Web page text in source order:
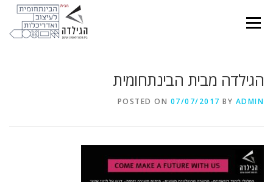
content
Menu
הגילדה מבית הבינתחומית
POSTED ON 07/07/2017 BY ADMIN